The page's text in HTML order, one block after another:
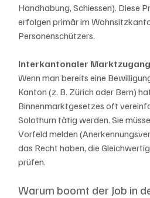
Handhabung, Schiessen). Diese
erfolgen primär im
Personenschützers.
Interkantonaler Marktzugang
Wenn man bereits eine
Kanton (z. B. Zürich oder Bern)
Binnenmarktgesetzes oft
Solothurn tätig werden. Sie
Vorfeld melden
das Recht haben, die
prüfen.
Warum boomt der Job in